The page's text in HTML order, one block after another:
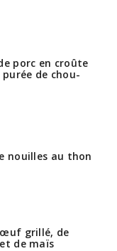
porc en croûte
purée de chou-
nouilles au thon
grillé, de
de maïs